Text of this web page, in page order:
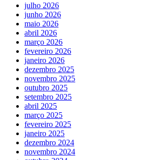
julho 2026
junho 2026
maio 2026
abril 2026
março 2026
fevereiro 2026
janeiro 2026
dezembro 2025
novembro 2025
outubro 2025
setembro 2025
abril 2025
março 2025
fevereiro 2025
janeiro 2025
dezembro 2024
novembro 2024